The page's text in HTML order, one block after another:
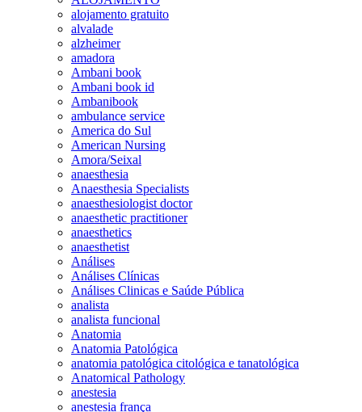
alojamento gratuito
alvalade
alzheimer
amadora
Ambani book
Ambani book id
Ambanibook
ambulance service
America do Sul
American Nursing
Amora/Seixal
anaesthesia
Anaesthesia Specialists
anaesthesiologist doctor
anaesthetic practitioner
anaesthetics
anaesthetist
Análises
Análises Clínicas
Análises Clinicas e Saúde Pública
analista
analista funcional
Anatomia
Anatomia Patológica
anatomia patológica citológica e tanatológica
Anatomical Pathology
anestesia
anestesia frança